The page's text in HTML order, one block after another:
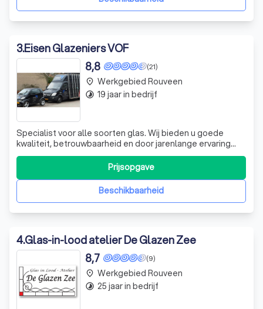
3.Eisen Glazeniers VOF
(21)
8,8
Specialist voor alle soorten glas. Wij bieden u goede
kwaliteit, betrouwbaarheid en door jarenlange ervaring
goed vakmanschap.
Beschikbaarheid
Prijsopgave
place Werkgebied Rouveen
timelapse 19 jaar in bedrijf
4.Glas-in-lood atelier De Glazen Zee
(9)
8,7
place Werkgebied Rouveen
timelapse 25 jaar in bedrijf